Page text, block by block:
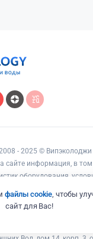
- 2025 © Випэколоджи
сайте информация, в
оборудования,
наличия на складе,
характер и ни при
определяемой
файлы cookie, чтобы
сайт для Вас!